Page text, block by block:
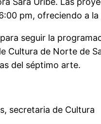
pm, ofreciendo a
seguir la
Cultura de Norte de
del séptimo arte.
secretaria de Cultura